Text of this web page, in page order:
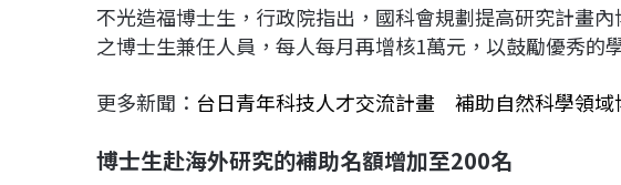
不光造福博士生，行政院指出，國科會規劃提高研究計畫
之博士生兼任人員，每人每月再增核1萬元，以鼓勵優秀的
更多新聞： 台日青年科技人才交流計畫 補助自然科學領域
博士生赴海外研究的補助名額增加至200名